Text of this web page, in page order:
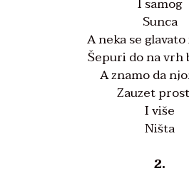
Sunca
A neka se
Šepuri do na vrh
A znamo da
Zauzet
I više
Ništa
2.